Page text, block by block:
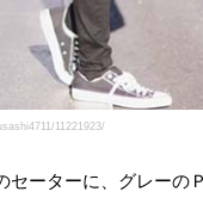
11221923/
セーターに、グレーの